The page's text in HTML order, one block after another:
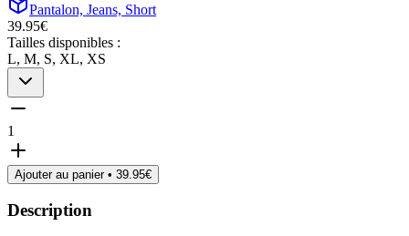
Pantalon, Jeans, Short
39.95€
Tailles disponibles :
L, M, S, XL, XS
1
Ajouter au panier • 39.95€
Description